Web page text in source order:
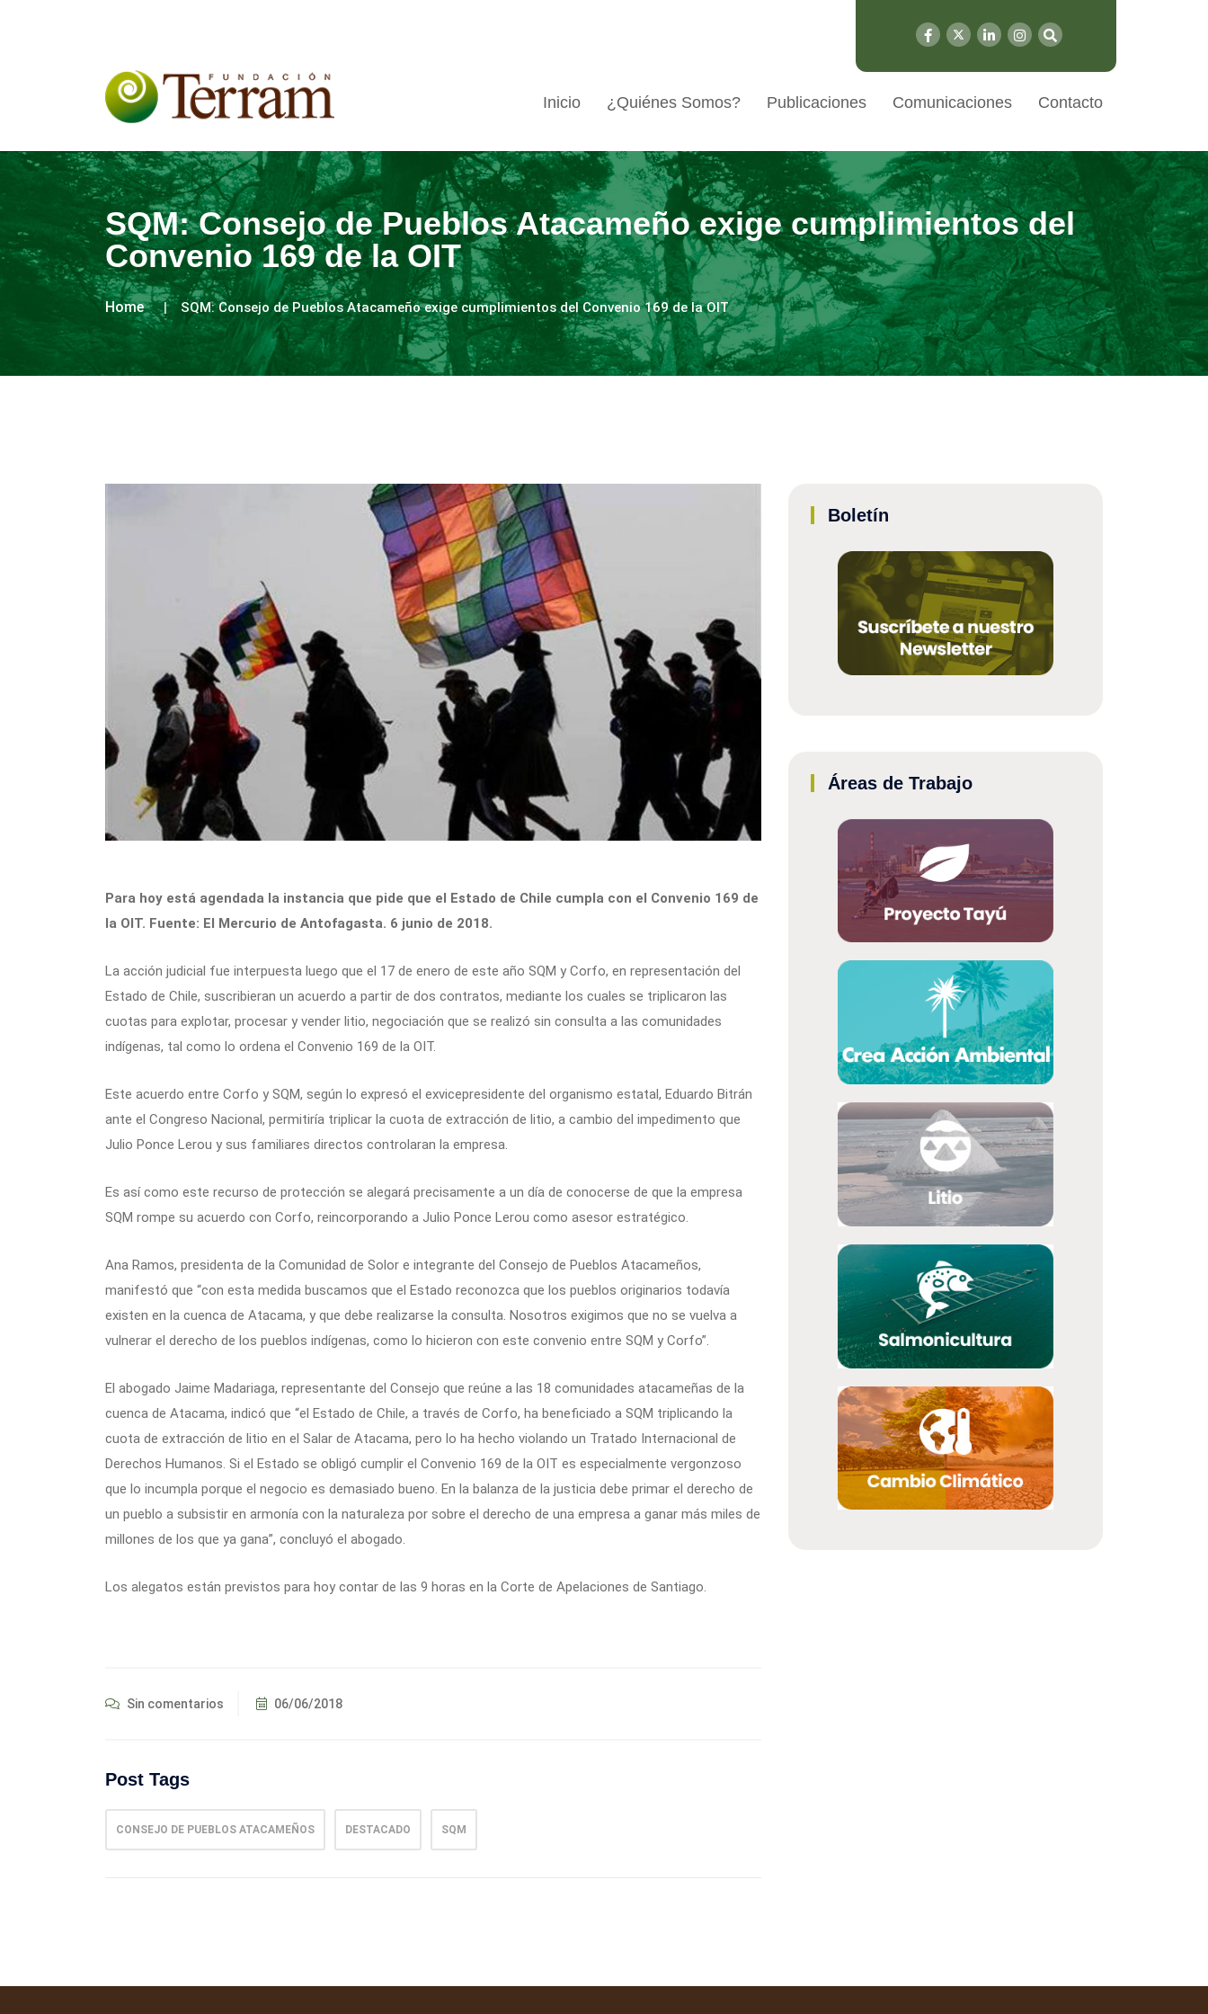
Inicio ¿Quiénes Somos? Publicaciones Comunicaciones Contacto
SQM: Consejo de Pueblos Atacameño exige cumplimientos del
Convenio 169 de la OIT
Home SQM: Consejo de Pueblos Atacameño exige cumplimientos del Convenio 169 de la OIT
Para hoy está agendada la instancia que pide que el Estado de Chile cumpla con el Convenio 169 de
la OIT. Fuente: El Mercurio de Antofagasta. 6 junio de 2018.
La acción judicial fue interpuesta luego que el 17 de enero de este año SQM y Corfo, en representación del
Estado de Chile, suscribieran un acuerdo a partir de dos contratos, mediante los cuales se triplicaron las
cuotas para explotar, procesar y vender litio, negociación que se realizó sin consulta a las comunidades
indígenas, tal como lo ordena el Convenio 169 de la OIT.
Este acuerdo entre Corfo y SQM, según lo expresó el exvicepresidente del organismo estatal, Eduardo Bitrán
ante el Congreso Nacional, permitiría triplicar la cuota de extracción de litio, a cambio del impedimento que
Julio Ponce Lerou y sus familiares directos controlaran la empresa.
Es así como este recurso de protección se alegará precisamente a un día de conocerse de que la empresa
SQM rompe su acuerdo con Corfo, reincorporando a Julio Ponce Lerou como asesor estratégico.
Ana Ramos, presidenta de la Comunidad de Solor e integrante del Consejo de Pueblos Atacameños,
manifestó que “con esta medida buscamos que el Estado reconozca que los pueblos originarios todavía
existen en la cuenca de Atacama, y que debe realizarse la consulta. Nosotros exigimos que no se vuelva a
vulnerar el derecho de los pueblos indígenas, como lo hicieron con este convenio entre SQM y Corfo”.
El abogado Jaime Madariaga, representante del Consejo que reúne a las 18 comunidades atacameñas de la
cuenca de Atacama, indicó que “el Estado de Chile, a través de Corfo, ha beneficiado a SQM triplicando la
cuota de extracción de litio en el Salar de Atacama, pero lo ha hecho violando un Tratado Internacional de
Derechos Humanos. Si el Estado se obligó cumplir el Convenio 169 de la OIT es especialmente vergonzoso
que lo incumpla porque el negocio es demasiado bueno. En la balanza de la justicia debe primar el derecho de
un pueblo a subsistir en armonía con la naturaleza por sobre el derecho de una empresa a ganar más miles de
millones de los que ya gana”, concluyó el abogado.
Los alegatos están previstos para hoy contar de las 9 horas en la Corte de Apelaciones de Santiago.
Sin comentarios 06/06/2018
Post Tags
CONSEJO DE PUEBLOS ATACAMEÑOS DESTACADO SQM
Boletín
Áreas de Trabajo